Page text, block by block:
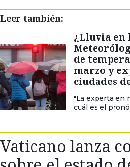
Leer también:
¿Lluvia en
de
marzo y
ciudades
"La experta en
cuál es el
Vaticano lanza